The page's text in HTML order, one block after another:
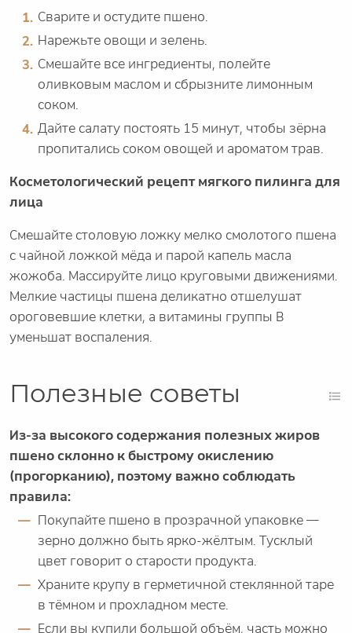
Сварите и остудите пшено.
Нарежьте овощи и зелень.
Смешайте все ингредиенты, полейте
оливковым маслом и сбрызните лимонным
соком.
Дайте салату постоять 15 минут, чтобы зёрна
пропитались соком овощей и ароматом трав.
Косметологический рецепт мягкого пилинга для
лица
Смешайте столовую ложку мелко смолотого пшена
с чайной ложкой мёда и парой капель масла
жожоба. Массируйте лицо круговыми движениями.
Мелкие частицы пшена деликатно отшелушат
ороговевшие клетки, а витамины группы B
уменьшат воспаления.
Полезные советы
Из-за высокого содержания полезных жиров
пшено склонно к быстрому окислению
(прогорканию), поэтому важно соблюдать
правила:
Покупайте пшено в прозрачной упаковке —
зерно должно быть ярко-жёлтым. Тусклый
цвет говорит о старости продукта.
Храните крупу в герметичной стеклянной таре
в тёмном и прохладном месте.
Если вы купили большой объём, часть можно